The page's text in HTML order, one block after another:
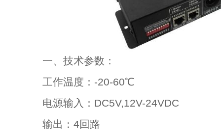
一、技术参数：
工作温度：-20-60℃
电源输入：DC5V,12V-24VDC
输出：4回路